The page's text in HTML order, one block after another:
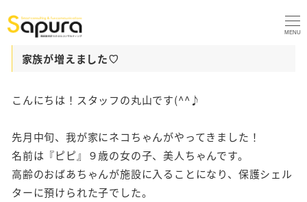
MENU
家族が増えました♡
こんにちは！スタッフの丸山です(^^♪
先月中旬、我が家にネコちゃんがやってきました！
名前は『ピピ』９歳の女の子、美人ちゃんです。
高齢のおばあちゃんが施設に入ることになり、保護シェル
ターに預けられた子でした。